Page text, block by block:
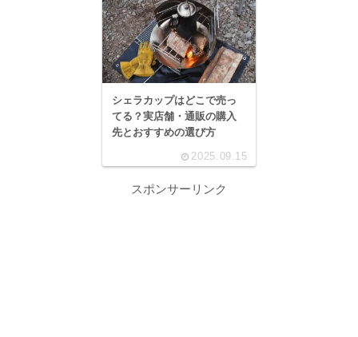
シェラカップはどこで売っ
てる？実店舗・通販の購入
先とおすすめの選び方
2025.09.15
スポンサーリンク